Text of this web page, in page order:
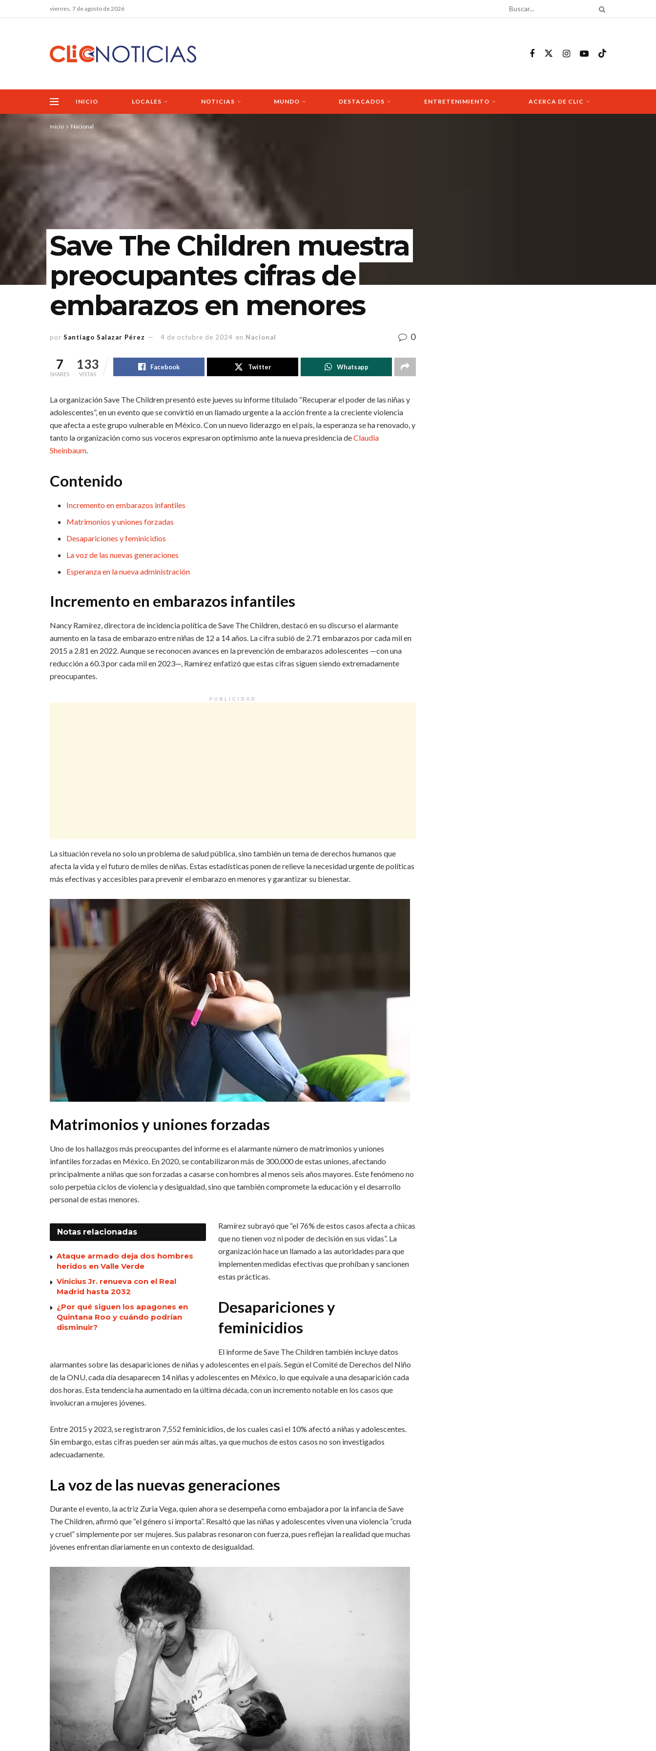
viernes, 7 de agosto de 2026
INICIO LOCALES NOTICIAS MUNDO DESTACADOS ENTRETENIMIENTO ACERCA DE CLIC
Inicio Nacional
Save The Children muestra
preocupantes cifras de
embarazos en menores
por Santiago Salazar Pérez 4 de octubre de 2024 en Nacional 0
7
SHARES
133
VISTAS
Facebook Twitter Whatsapp
La organización Save The Children presentó este jueves su informe titulado “Recuperar el poder de las niñas y
adolescentes”, en un evento que se convirtió en un llamado urgente a la acción frente a la creciente violencia
que afecta a este grupo vulnerable en México. Con un nuevo liderazgo en el país, la esperanza se ha renovado, y
tanto la organización como sus voceros expresaron optimismo ante la nueva presidencia deClaudia
Sheinbaum.
Contenido
Incremento en embarazos infantiles
Matrimonios y uniones forzadas
Desapariciones y feminicidios
La voz de las nuevas generaciones
Esperanza en la nueva administración
Incremento en embarazos infantiles
Nancy Ramírez, directora de incidencia política de Save The Children, destacó en su discurso el alarmante
aumento en la tasa de embarazo entre niñas de 12 a 14 años. La cifra subió de 2.71 embarazos por cada mil en
2015 a 2.81 en 2022. Aunque se reconocen avances en la prevención de embarazos adolescentes —con una
reducción a 60.3 por cada mil en 2023—, Ramírez enfatizó que estas cifras siguen siendo extremadamente
preocupantes.
PUBLICIDAD
La situación revela no solo un problema de salud pública, sino también un tema de derechos humanos que
afecta la vida y el futuro de miles de niñas. Estas estadísticas ponen de relieve la necesidad urgente de políticas
más efectivas y accesibles para prevenir el embarazo en menores y garantizar su bienestar.
Matrimonios y uniones forzadas
Uno de los hallazgos más preocupantes del informe es el alarmante número de matrimonios y uniones
infantiles forzadas en México. En 2020, se contabilizaron más de 300,000 de estas uniones, afectando
principalmente a niñas que son forzadas a casarse con hombres al menos seis años mayores. Este fenómeno no
solo perpetúa ciclos de violencia y desigualdad, sino que también compromete la educación y el desarrollo
personal de estas menores.
Notas relacionadas
Ataque armado deja dos hombres
heridos en Valle Verde
Vinicius Jr. renueva con el Real
Madrid hasta 2032
¿Por qué siguen los apagones en
Quintana Roo y cuándo podrían
disminuir?
Ramírez subrayó que “el 76% de estos casos afecta a chicas
que no tienen voz ni poder de decisión en sus vidas”. La
organización hace un llamado a las autoridades para que
implementen medidas efectivas que prohíban y sancionen
estas prácticas.
Desapariciones y
feminicidios
El informe de Save The Children también incluye datos
alarmantes sobre las desapariciones de niñas y adolescentes en el país. Según el Comité de Derechos del Niño
de la ONU, cada día desaparecen 14 niñas y adolescentes en México, lo que equivale a una desaparición cada
dos horas. Esta tendencia ha aumentado en la última década, con un incremento notable en los casos que
involucran a mujeres jóvenes.
Entre 2015 y 2023, se registraron 7,552 feminicidios, de los cuales casi el 10% afectó a niñas y adolescentes.
Sin embargo, estas cifras pueden ser aún más altas, ya que muchos de estos casos no son investigados
adecuadamente.
La voz de las nuevas generaciones
Durante el evento, la actriz Zuria Vega, quien ahora se desempeña como embajadora por la infancia de Save
The Children, afirmó que “el género sí importa”. Resaltó que las niñas y adolescentes viven una violencia “cruda
y cruel” simplemente por ser mujeres. Sus palabras resonaron con fuerza, pues reflejan la realidad que muchas
jóvenes enfrentan diariamente en un contexto de desigualdad.